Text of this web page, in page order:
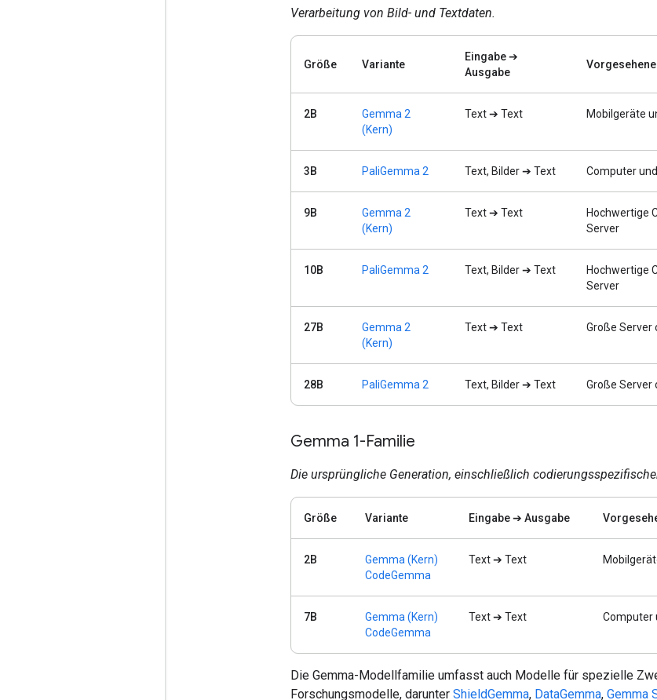
Verarbeitung von Bild- und Textdaten.
Größe Variante
Eingabe ➔
Ausgabe
2B
Gemma 2
(Kern)
Text ➔ Text Mobilgeräte
3B PaliGemma 2 Text, Bilder ➔ Text Computer
9B
Gemma 2
(Kern)
Text ➔ Text
Hochwertige
Server
10B PaliGemma 2 Text, Bilder ➔ Text
Hochwertige
Server
27B
Gemma 2
(Kern)
Text ➔ Text Große Server
28B PaliGemma 2 Text, Bilder ➔ Text Große Server
Gemma 1-Familie
Die ursprüngliche Generation, einschließlich
Größe Variante Eingabe ➔ Ausgabe
2B
Gemma (Kern)
CodeGemma
Text ➔ Text
7B
Gemma (Kern)
CodeGemma
Text ➔ Text Computer
Die Gemma-Modellfamilie umfasst auch Modelle für spezielle
Forschungsmodelle, darunter ShieldGemma, DataGemma, Gemma